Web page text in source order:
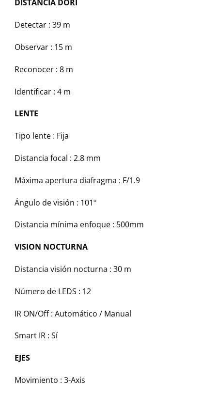
DISTANCIA DORI
Detectar : 39 m
Observar : 15 m
Reconocer : 8 m
Identificar : 4 m
LENTE
Tipo lente : Fija
Distancia focal : 2.8 mm
Máxima apertura diafragma : F/1.9
Ángulo de visión : 101º
Distancia mínima enfoque : 500mm
VISION NOCTURNA
Distancia visión nocturna : 30 m
Número de LEDS : 12
IR ON/Off : Automático / Manual
Smart IR : Sí
EJES
Movimiento : 3-Axis